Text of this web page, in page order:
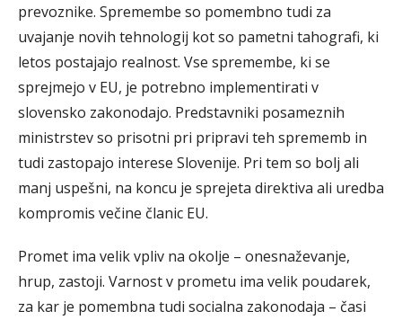
prevoznike. Spremembe so pomembno tudi za
uvajanje novih tehnologij kot so pametni tahografi, ki
letos postajajo realnost. Vse spremembe, ki se
sprejmejo v EU, je potrebno implementirati v
slovensko zakonodajo. Predstavniki posameznih
ministrstev so prisotni pri pripravi teh sprememb in
tudi zastopajo interese Slovenije. Pri tem so bolj ali
manj uspešni, na koncu je sprejeta direktiva ali uredba
kompromis večine članic EU.
Promet ima velik vpliv na okolje – onesnaževanje,
hrup, zastoji. Varnost v prometu ima velik poudarek,
za kar je pomembna tudi socialna zakonodaja – časi